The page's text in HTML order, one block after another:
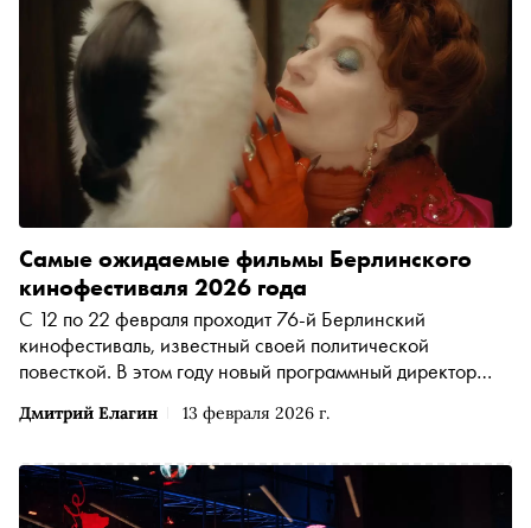
Дмитрий Елагин 13 февраля 2026 г.
Самые ожидаемые фильмы Берлинского
кинофестиваля 2026 года
С 12 по 22 февраля проходит 76-й Берлинский
кинофестиваль, известный своей политической
повесткой. В этом году новый программный директор
актеров. Председатель жюри этого года — классик
«Сноба» Дмитрий Елагин прибыл в столицу Германии и
рассказывает о главных премьерах фестиваля